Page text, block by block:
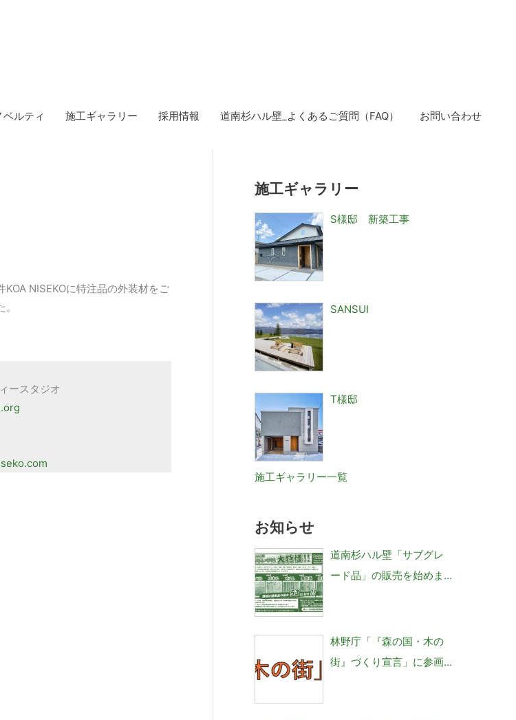
ベルティ 施工ギャラリー 採用情報 道南杉ハル壁_よくあるご質問（FAQ） お問い合わせ
KOA NISEKOに特注品の外装材をご
ースタジオ
施工ギャラリー
S様邸 新築工事
SANSUI
T様邸
施工ギャラリー一覧
お知らせ
道南杉ハル壁「サブグレ
ード品」の販売を始めま
林野庁「『森の国・木の
街』づくり宣言」に参画